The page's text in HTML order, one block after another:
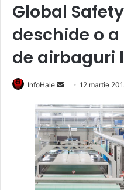
Global
deschide o
de airbaguri
InfoHale
Send
email
12 martie